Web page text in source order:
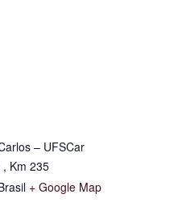
– UFSCar
, Km 235
+ Google Map